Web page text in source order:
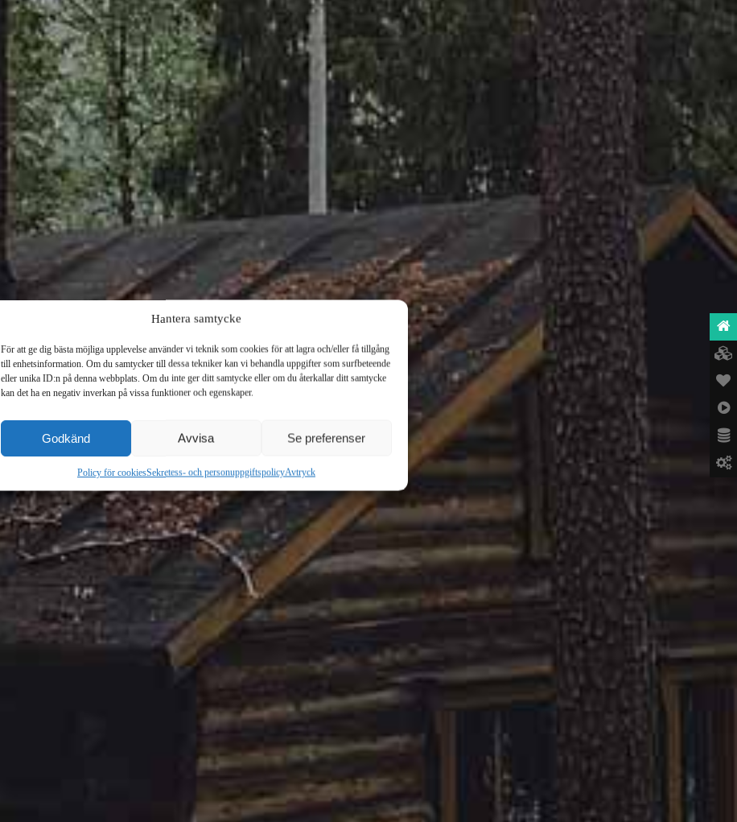
Hantera samtycke
För att ge dig bästa möjliga upplevelse använder vi teknik som cookies för att lagra och/eller få tillgång
till enhetsinformation. Om du samtycker till dessa tekniker kan vi behandla uppgifter som surfbeteende
eller unika ID:n på denna webbplats. Om du inte ger ditt samtycke eller om du återkallar ditt samtycke
kan det ha en negativ inverkan på vissa funktioner och egenskaper.
Godkänd Avvisa Se preferenser
Policy för cookiesSekretess- och personuppgiftspolicyAvtryck
HEMVAL